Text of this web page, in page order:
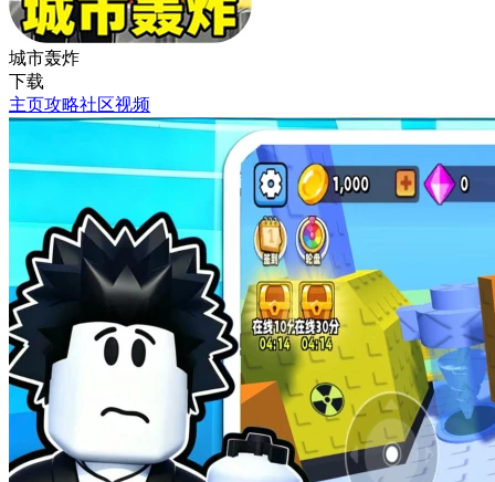
城市轰炸
下载
主页攻略社区视频